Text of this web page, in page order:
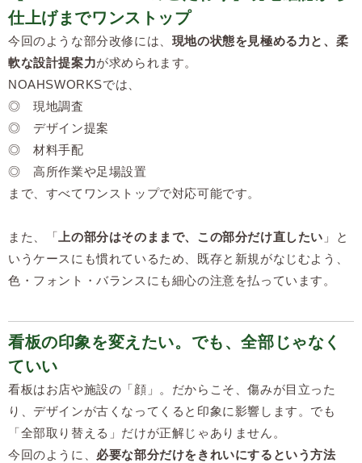
仕上げまでワンストップ
今回のような部分改修には、 現地の状態を見極める力と、柔
軟な設計提案力が求められます。
NOAHSWORKSでは、
◎ 現地調査
◎ デザイン提案
◎ 材料手配
◎ 高所作業や足場設置
まで、すべてワンストップで対応可能です。
また、「上の部分はそのままで、この部分だけ直したい 」と
いうケースにも慣れているため、既存と新規がなじむよう、
色・フォント・バランスにも細心の注意を払っています。
看板の印象を変えたい。でも、全部じゃなく
ていい
看板はお店や施設の「顔」。だからこそ、傷みが目立った
り、デザインが古くなってくると印象に影響します。でも
「全部取り替える」だけが正解じゃありません。
今回のように、 必要な部分だけをきれいにするという方法